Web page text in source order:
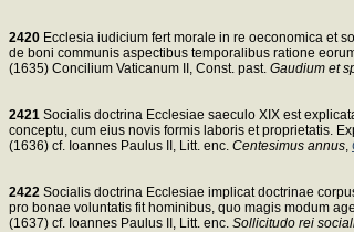
2420 Ecclesia iudicium fert morale in re oeconomica et
de boni communis aspectibus temporalibus ratione
(1635) Concilium Vaticanum II, Const. past. Gaudium et
2421 Socialis doctrina Ecclesiae saeculo XIX est
conceptu, cum eius novis formis laboris et proprietatis.
(1636) cf. Ioannes Paulus II, Litt. enc. Centesimus annus,
2422 Socialis doctrina Ecclesiae implicat doctrinae
pro bonae voluntatis fit hominibus, quo magis modum
(1637) cf. Ioannes Paulus II, Litt. enc. Sollicitudo rei